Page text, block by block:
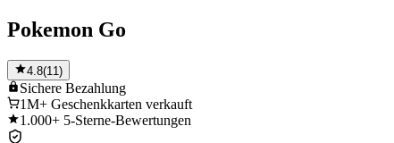
Pokemon Go
4.8(11 )
Sichere Bezahlung
1M+ Geschenkkarten verkauft
1.000+ 5-Sterne-Bewertungen